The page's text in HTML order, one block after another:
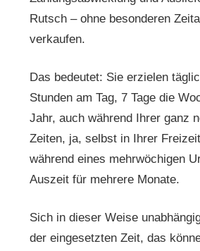
Rutsch – ohne besonderen
verkaufen.
Das bedeutet: Sie erzielen
Stunden am Tag, 7 Tage die
Jahr, auch während Ihrer ganz
Zeiten, ja, selbst in Ihrer
während eines mehrwöchigen
Auszeit für mehrere Monate.
Sich in dieser Weise
der eingesetzten Zeit, das